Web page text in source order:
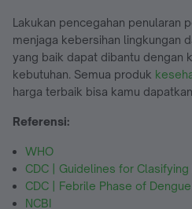
Lakukan pencegahan penularan
menjaga kebersihan lingkungan
yang baik dapat dibantu dengan
kebutuhan. Semua produk
harga terbaik bisa kamu
Referensi:
WHO
CDC | Guidelines for Clasifying
CDC | Febrile Phase of Dengue
NCBI